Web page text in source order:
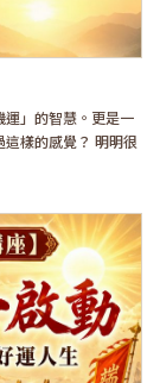
運」的智慧。更是一
樣的感覺？ 明明很